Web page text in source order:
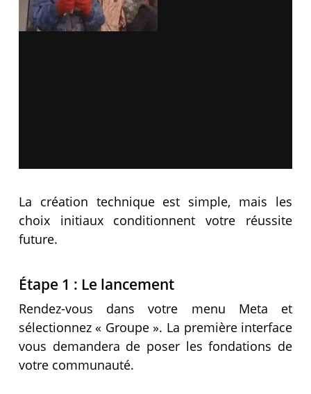
La création technique est simple, mais les
choix initiaux conditionnent votre réussite
future.
Étape 1 : Le lancement
Rendez-vous dans votre menu Meta et
sélectionnez « Groupe ». La première interface
vous demandera de poser les fondations de
votre communauté.